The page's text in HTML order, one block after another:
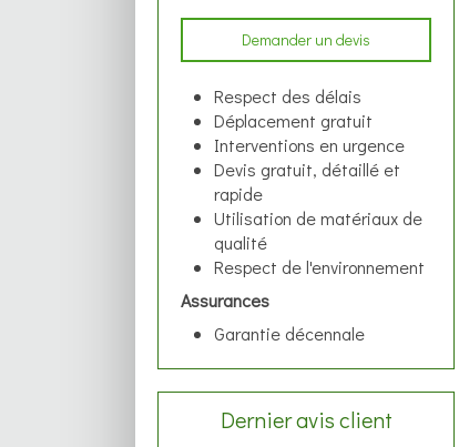
Demander un devis
Respect des délais
Déplacement gratuit
Interventions en urgence
Devis gratuit, détaillé et
rapide
Utilisation de matériaux de
qualité
Respect de l'environnement
Assurances
Garantie décennale
Dernier avis client